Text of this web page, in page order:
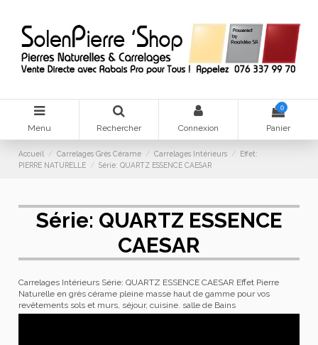
Menu Rechercher Connexion
0
Panier
Accueil Carrelages Grès Cérame Carrelages Intérieurs
Effet:
PIERRE NATURELLE
Série: QUARTZ ESSENCE CAESAR
Série: QUARTZ ESSENCE
CAESAR
Carrelages Intérieurs Série: QUARTZ ESSENCE CAESAR Effet Pierre
Naturelle en grès cérame pleine masse haut de gamme pour vos
revêtements sols et murs, séjour, cuisine. salle de Bains